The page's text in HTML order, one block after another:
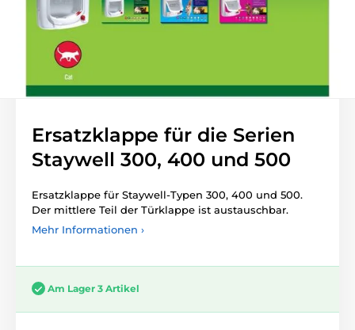
Ersatzklappe für die Serien
Staywell 300, 400 und 500
Ersatzklappe für Staywell-Typen 300, 400 und 500.
Der mittlere Teil der Türklappe ist austauschbar.
Mehr Informationen ›
Am Lager 3 Artikel